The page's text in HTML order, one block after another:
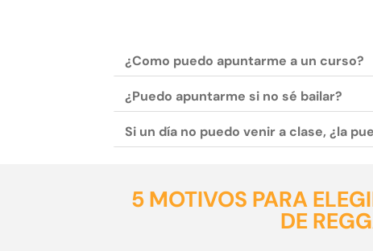
¿Como puedo apuntarme a un curso?
¿Puedo apuntarme si no sé bailar?
Si un día no puedo venir a clase, ¿la
5 MOTIVOS PARA
DE